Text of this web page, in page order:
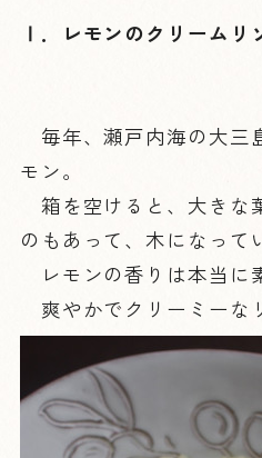
Ⅰ．レモンのクリームリ
毎年、瀬戸内海の大三
モン。
箱を空けると、大きな
のもあって、木になって
レモンの香りは本当に
爽やかでクリーミーな